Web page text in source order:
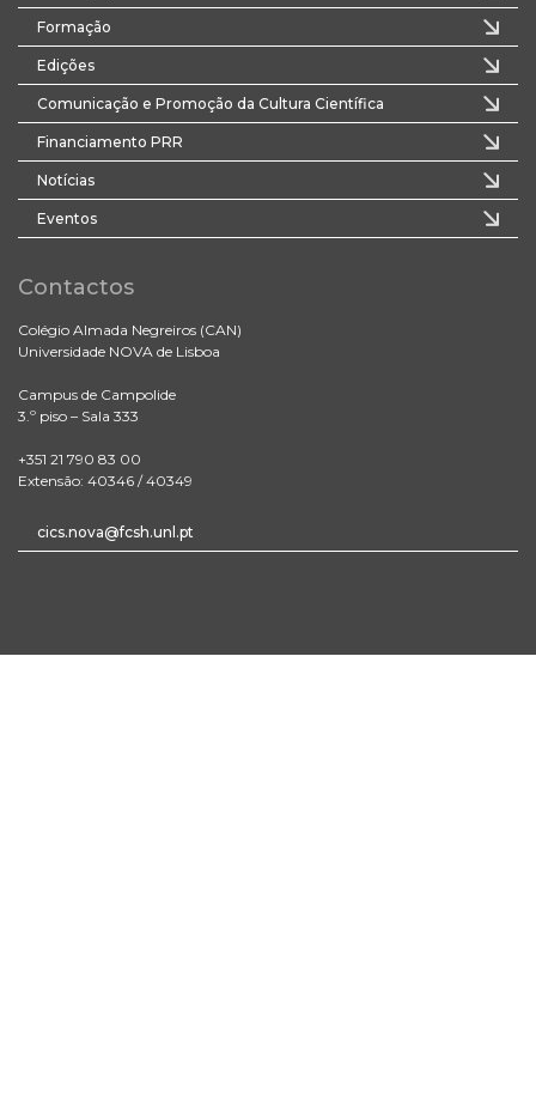
Formação
Edições
Comunicação e Promoção da Cultura Científica
Financiamento PRR
Notícias
Eventos
Contactos
Colégio Almada Negreiros (CAN)
Universidade NOVA de Lisboa
Campus de Campolide
3.º piso – Sala 333
+351 21 790 83 00
Extensão: 40346 / 40349
cics.nova@fcsh.unl.pt